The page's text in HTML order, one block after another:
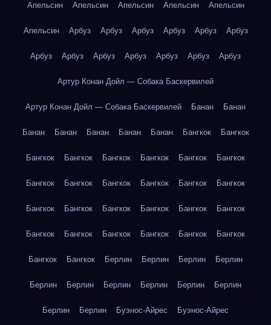
Апельсин Апельсин Апельсин Апельсин Апельсин
Апельсин Арбуз Арбуз Арбуз Арбуз Арбуз Арбуз
Арбуз Арбуз Арбуз Арбуз Арбуз Арбуз Арбуз
Артур Конан Дойл — Собака Баскервилей
Артур Конан Дойл — Собака Баскервилей Банан Банан
Банан Банан Банан Банан Банан Бангкок Бангкок
Бангкок Бангкок Бангкок Бангкок Бангкок Бангкок
Бангкок Бангкок Бангкок Бангкок Бангкок Бангкок
Бангкок Бангкок Бангкок Бангкок Бангкок Бангкок
Бангкок Бангкок Бангкок Бангкок Бангкок Бангкок
Бангкок Бангкок Берлин Берлин Берлин Берлин
Берлин Берлин Берлин Берлин Берлин Берлин
Берлин Берлин Буэнос-Айрес Буэнос-Айрес